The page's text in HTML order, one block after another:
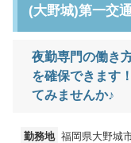
(大野城)第一交
夜勤専門の働き
を確保できます
てみませんか♪
勤務地 福岡県大野城